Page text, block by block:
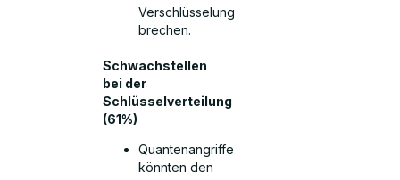
Verschlüsselung
brechen.
Schwachstellen
bei der
Schlüsselverteilung
(61%)
Quantenangriffe
könnten den